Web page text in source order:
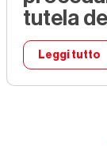
tutela
Leggi tutto